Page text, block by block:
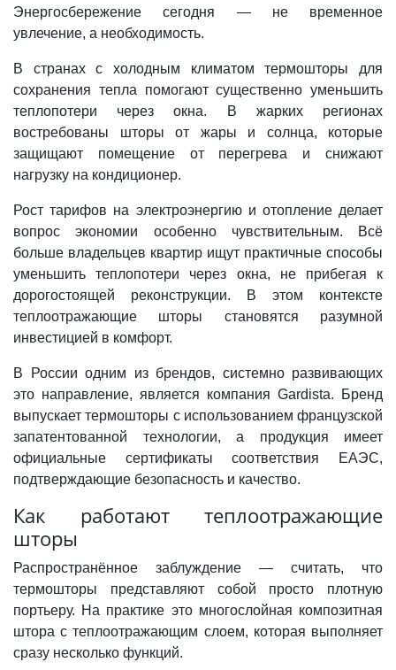
Энергосбережение сегодня — не временное
увлечение, а необходимость.
В странах с холодным климатом термошторы для
сохранения тепла помогают существенно уменьшить
теплопотери через окна. В жарких регионах
востребованы шторы от жары и солнца, которые
защищают помещение от перегрева и снижают
нагрузку на кондиционер.
Рост тарифов на электроэнергию и отопление делает
вопрос экономии особенно чувствительным. Всё
больше владельцев квартир ищут практичные способы
уменьшить теплопотери через окна, не прибегая к
дорогостоящей реконструкции. В этом контексте
теплоотражающие шторы становятся разумной
инвестицией в комфорт.
В России одним из брендов, системно развивающих
это направление, является компания Gardista. Бренд
выпускает термошторы с использованием французской
запатентованной технологии, а продукция имеет
официальные сертификаты соответствия ЕАЭС,
подтверждающие безопасность и качество.
Как работают теплоотражающие
шторы
Распространённое заблуждение — считать, что
термошторы представляют собой просто плотную
портьеру. На практике это многослойная композитная
штора с теплоотражающим слоем, которая выполняет
сразу несколько функций.